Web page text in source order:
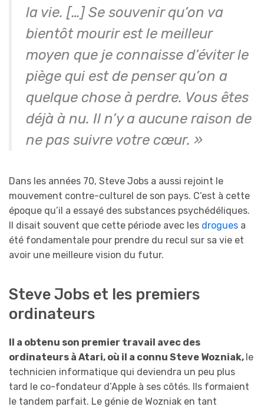
la vie. […] Se souvenir qu’on va
bientôt mourir est le meilleur
moyen que je connaisse d’éviter le
piège qui est de penser qu’on a
quelque chose à perdre. Vous êtes
déjà à nu. Il n’y a aucune raison de
ne pas suivre votre cœur. »
Dans les années 70, Steve Jobs a aussi rejoint le
mouvement contre-culturel de son pays. C’est à cette
époque qu’il a essayé des substances psychédéliques.
Il disait souvent que cette période avec les drogues a
été fondamentale pour prendre du recul sur sa vie et
avoir une meilleure vision du futur.
Steve Jobs et les premiers
ordinateurs
Il a obtenu son premier travail avec des
ordinateurs à Atari, où il a connu Steve Wozniak, le
technicien informatique qui deviendra un peu plus
tard le co-fondateur d’Apple à ses côtés. Ils formaient
le tandem parfait. Le génie de Wozniak en tant